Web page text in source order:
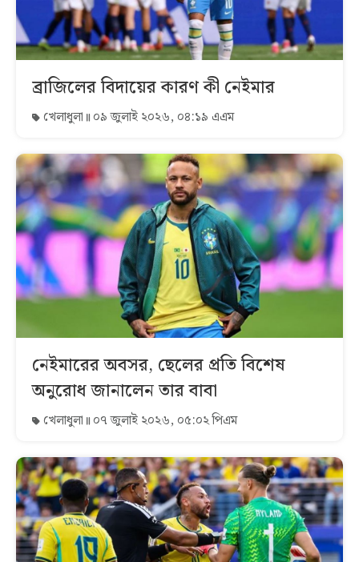
ব্রাজিলের বিদায়ের কারণ কী নেইমার
খেলাধুলা ০৯ জুলাই ২০২৬, ০৪:১৯ এএম
নেইমারের অবসর, ছেলের প্রতি বিশেষ
অনুরোধ জানালেন তার বাবা
খেলাধুলা ০৭ জুলাই ২০২৬, ০৫:০২ পিএম